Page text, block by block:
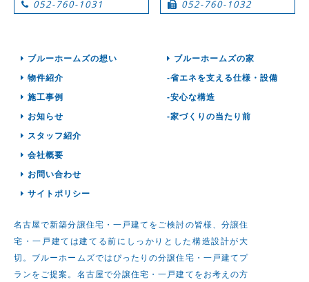
052-760-1031 052-760-1032
ブルーホームズの想い
物件紹介
施工事例
お知らせ
スタッフ紹介
ブルーホームズの家
-省エネを支える仕様・設備
-安心な構造
-家づくりの当たり前
会社概要
お問い合わせ
サイトポリシー
名古屋で新築分譲住宅・一戸建てをご検討の皆様、分譲住
宅・一戸建ては建てる前にしっかりとした構造設計が大
切。ブルーホームズではぴったりの分譲住宅・一戸建てプ
ランをご提案。名古屋で分譲住宅・一戸建てをお考えの方